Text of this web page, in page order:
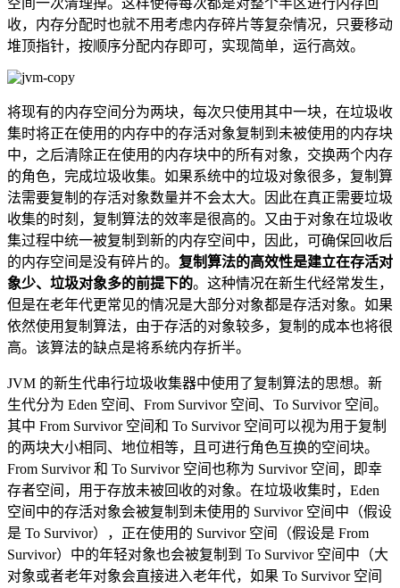
收，内存分配时也就不用考虑内存碎片等复杂情况，只要移动
堆顶指针，按顺序分配内存即可，实现简单，运行高效。
将现有的内存空间分为两块，每次只使用其中一块，在垃圾收
集时将正在使用的内存中的存活对象复制到未被使用的内存块
中，之后清除正在使用的内存块中的所有对象，交换两个内存
的角色，完成垃圾收集。如果系统中的垃圾对象很多，复制算
法需要复制的存活对象数量并不会太大。因此在真正需要垃圾
收集的时刻，复制算法的效率是很高的。又由于对象在垃圾收
集过程中统一被复制到新的内存空间中，因此，可确保回收后
的内存空间是没有碎片的。 复制算法的高效性是建立在存活对
象少、垃圾对象多的前提下的。这种情况在新生代经常发生，
但是在老年代更常见的情况是大部分对象都是存活对象。如果
依然使用复制算法，由于存活的对象较多，复制的成本也将很
高。该算法的缺点是将系统内存折半。
JVM 的新生代串行垃圾收集器中使用了复制算法的思想。新
生代分为 Eden 空间、From Survivor 空间、To Survivor 空间。
其中 From Survivor 空间和 To Survivor 空间可以视为用于复制
的两块大小相同、地位相等，且可进行角色互换的空间块。
From Survivor 和 To Survivor 空间也称为 Survivor 空间，即幸
存者空间，用于存放未被回收的对象。在垃圾收集时，Eden
空间中的存活对象会被复制到未使用的 Survivor 空间中（假设
是 To Survivor），正在使用的 Survivor 空间（假设是 From
Survivor）中的年轻对象也会被复制到 To Survivor 空间中（大
对象或者老年对象会直接进入老年代，如果 To Survivor 空间